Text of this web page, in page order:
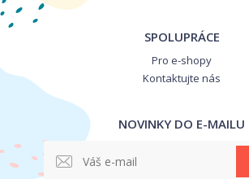
SPOLUPRÁCE
Pro e-shopy
Kontaktujte nás
NOVINKY DO E-MAILU